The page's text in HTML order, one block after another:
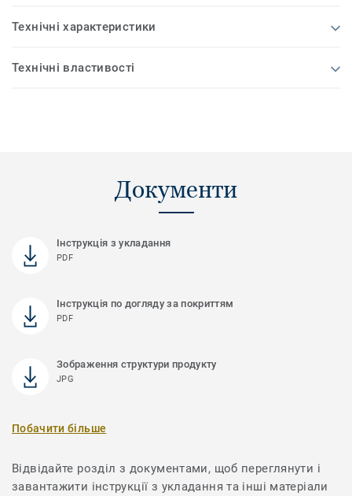
Технічні характеристики
Технічні властивості
Документи
Інструкція з укладання
PDF
Інструкція по догляду за покриттям
PDF
Зображення структури продукту
JPG
Побачити більше
Відвідайте розділ з документами, щоб переглянути і
завантажити інструкції з укладання та інші матеріали